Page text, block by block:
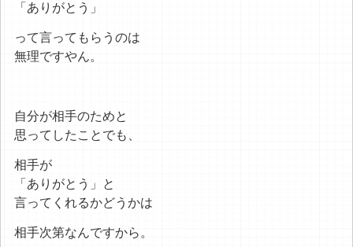
「ありがとう」
って言ってもらうのは
無理ですやん。
自分が相手のためと
思ってしたことでも、
相手が
「ありがとう」と
言ってくれるかどうかは
相手次第なんですから。